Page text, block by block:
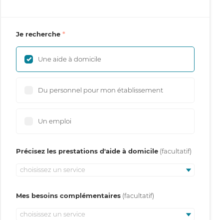
Je recherche
Une aide à domicile
Du personnel pour mon établissement
Un emploi
Précisez les prestations d'aide à domicile
choisissez un service
Mes besoins complémentaires
choisissez un service